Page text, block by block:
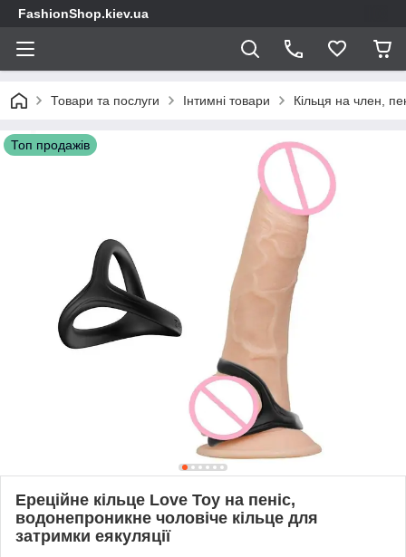
FashionShop.kiev.ua
Товари та послуги Інтимні товари Кільця на член,
Топ продажів
Ереційне кільце Love Toy на пеніс,
водонепроникне чоловіче кільце для
затримки еякуляції